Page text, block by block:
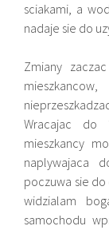
sciakami, a
nadaje sie do
Zmiany
Wracajac do
mieszkancy
naplywajaca
poczuwa sie
widzialam
samochodu